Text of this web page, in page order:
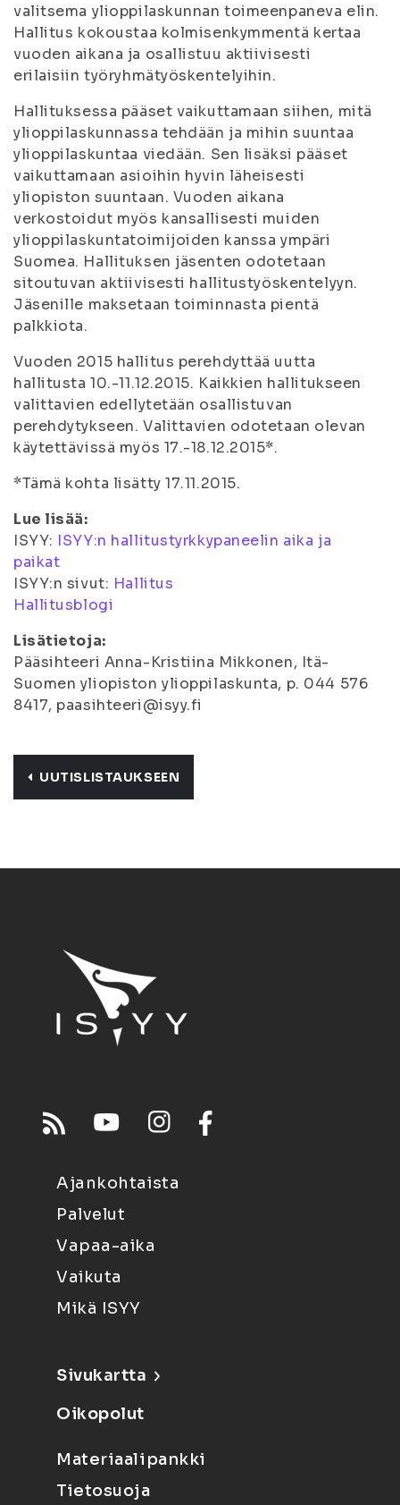
valitsema ylioppilaskunnan toimeenpaneva elin.
Hallitus kokoustaa kolmisenkymmentä kertaa
vuoden aikana ja osallistuu aktiivisesti
erilaisiin työryhmätyöskentelyihin.
Hallituksessa pääset vaikuttamaan siihen, mitä
ylioppilaskunnassa tehdään ja mihin suuntaa
ylioppilaskuntaa viedään. Sen lisäksi pääset
vaikuttamaan asioihin hyvin läheisesti
yliopiston suuntaan. Vuoden aikana
verkostoidut myös kansallisesti muiden
ylioppilaskuntatoimijoiden kanssa ympäri
Suomea. Hallituksen jäsenten odotetaan
sitoutuvan aktiivisesti hallitustyöskentelyyn.
Jäsenille maksetaan toiminnasta pientä
palkkiota.
Vuoden 2015 hallitus perehdyttää uutta
hallitusta 10.-11.12.2015. Kaikkien hallitukseen
valittavien edellytetään osallistuvan
perehdytykseen. Valittavien odotetaan olevan
käytettävissä myös 17.-18.12.2015*.
*Tämä kohta lisätty 17.11.2015.
Lue lisää:
ISYY: ISYY:n hallitustyrkkypaneelin aika ja
paikat
ISYY:n sivut: Hallitus
Hallitusblogi
Lisätietoja:
Pääsihteeri Anna-Kristiina Mikkonen, Itä-
Suomen yliopiston ylioppilaskunta, p. 044 576
8417, paasihteeri@isyy.fi
UUTISLISTAUKSEEN
Ajankohtaista
Palvelut
Vapaa-aika
Vaikuta
Mikä ISYY
Sivukartta
Oikopolut
Materiaalipankki
Tietosuoja